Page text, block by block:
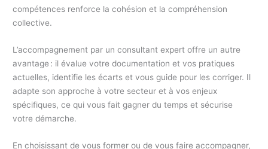
compétences renforce la cohésion et la compréhension
collective.
L’accompagnement par un consultant expert offre un autre
avantage : il évalue votre documentation et vos pratiques
actuelles, identifie les écarts et vous guide pour les corriger. Il
adapte son approche à votre secteur et à vos enjeux
spécifiques, ce qui vous fait gagner du temps et sécurise
votre démarche.
En choisissant de vous former ou de vous faire accompagner,